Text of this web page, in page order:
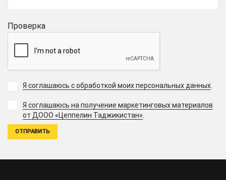
Проверка
Я соглашаюсь с обработкой моих персональных данных.
Я соглашаюсь на получение маркетинговых материалов
от ДООО «Цеппелин Таджикистан».